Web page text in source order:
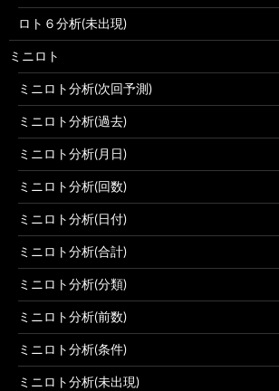
ロト６分析(未出現)
ミニロト
ミニロト分析(次回予測)
ミニロト分析(過去)
ミニロト分析(月日)
ミニロト分析(回数)
ミニロト分析(日付)
ミニロト分析(合計)
ミニロト分析(分類)
ミニロト分析(前数)
ミニロト分析(条件)
ミニロト分析(未出現)